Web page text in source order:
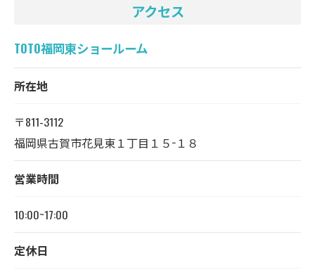
アクセス
TOTO福岡東ショールーム
所在地
〒811-3112
福岡県古賀市花見東１丁目１５−１８
営業時間
10:00~17:00
定休日